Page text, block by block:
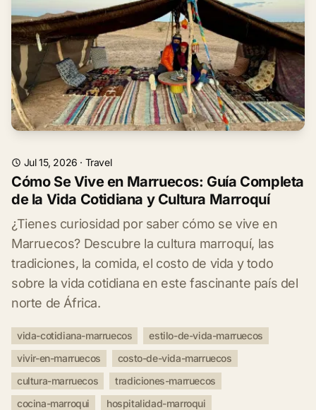
Jul 15, 2026 · Travel
Cómo Se Vive en Marruecos: Guía Completa
de la Vida Cotidiana y Cultura Marroquí
¿Tienes curiosidad por saber cómo se vive en
Marruecos? Descubre la cultura marroquí, las
tradiciones, la comida, el costo de vida y todo
sobre la vida cotidiana en este fascinante país del
norte de África.
vida-cotidiana-marruecos
estilo-de-vida-marruecos
vivir-en-marruecos
costo-de-vida-marruecos
cultura-marruecos
tradiciones-marruecos
cocina-marroqui
hospitalidad-marroqui